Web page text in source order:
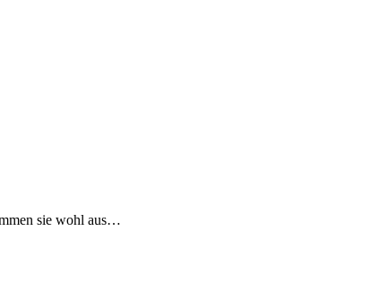
sie wohl aus…